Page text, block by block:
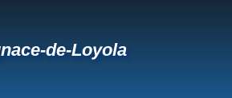
de-Loyola